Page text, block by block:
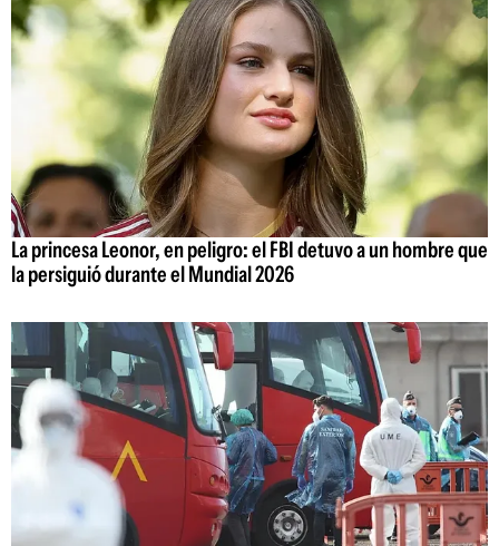
La princesa Leonor, en peligro: el FBI detuvo a un hombre que
la persiguió durante el Mundial 2026